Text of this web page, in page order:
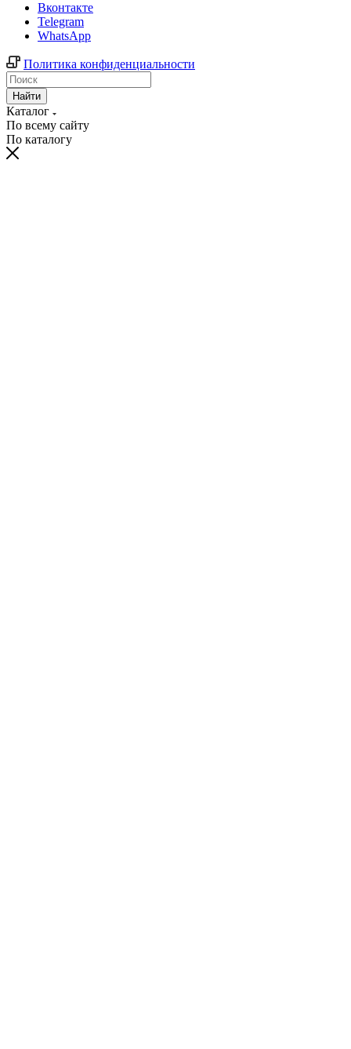
Вконтакте
Telegram
WhatsApp
Политика конфиденциальности
Найти
Каталог
По всему сайту
По каталогу